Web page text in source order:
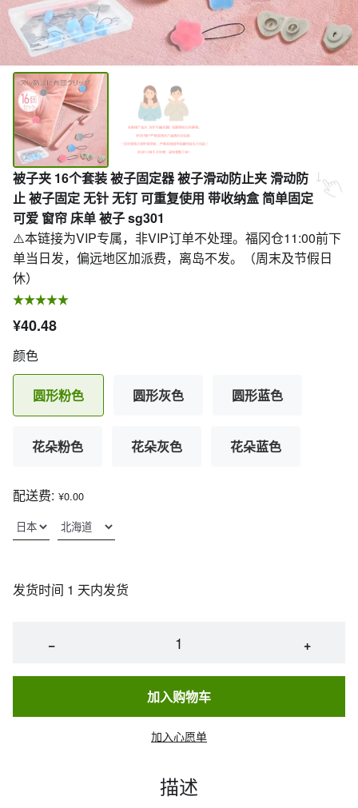
被子夹 16个套装 被子固定器 被子滑动防止夹 滑动防
止 被子固定 无针 无钉 可重复使用 带收纳盒 简单固定
可爱 窗帘 床单 被子 sg301
⚠️本链接为VIP专属，非VIP订单不处理。福冈仓11:00前下
单当日发，偏远地区加派费，离岛不发。（周末及节假日
休）
¥40.48
颜色
圆形粉色 圆形灰色 圆形蓝色
花朵粉色 花朵灰色 花朵蓝色
配送费: ¥0.00
发货时间 1 天内发货
− +
加入购物车
加入心愿单
描述